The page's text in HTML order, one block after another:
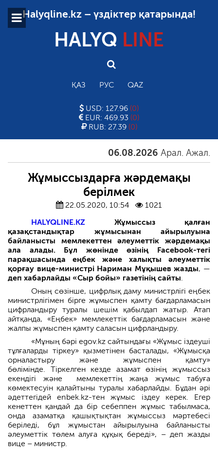
Halyqline.kz – үздіктер қатарында!
HALYQ LINE
ҚАЗ РУС QAZ
USD: 127.96 (0)
EUR: 469.93 (0)
RUB: 27.39 (0)
06.08.2026 Арал. Ажал.
Жұмыссыздарға жәрдемақы
берілмек
22.05.2020, 10:54
1021
HALYQLINE.KZ
Жұмыссыз қалған
қазақстандықтар жұмысынан айырылуына
байланысты мемлекеттен әлеуметтік жәрдемақы
ала алады. Бұл жөнінде өзінің Facebook-тегі
парақшасында еңбек және халықты әлеуметтік
қорғау вице-министрі Нариман Мұқышев жазды, —
деп хабарлайды «Сыр бойы» газетінің сайты
Оның сөзінше, цифрлық даму министрлігі еңбек
министрлігімен бірге жұмыспен қамту бағдарламасын
цифрландыру туралы шешім қабылдап жатыр. Атап
айтқанда, «Еңбек» мемлекеттік бағдарламасын және
жалпы жұмыспен қамту саласын цифрландыру.
«Мұның бәрі egov.kz сайтындағы «Жұмыс іздеуші
тұлғаларды тіркеу» қызметінен басталады, «Жұмысқа
орналастыру және жұмыспен қамту»
бөлімінде. Тіркелген кезде азамат өзінің жұмыссыз
екендігі және мемлекеттің жаңа жұмыс табуға
көмектесуін қалайтыны туралы хабарлайды. Бұдан әрі
әдеттегідей enbek.kz-тен жұмыс іздеу керек. Егер
кенеттен қандай да бір себеппен жұмыс табылмаса,
онда азаматқа қашықтықтан жұмыссыз мәртебесі
беріледі, бұл жұмыстан айырылуына байланысты
әлеуметтік төлем алуға құқық береді», – деп жазды
вице – министр.